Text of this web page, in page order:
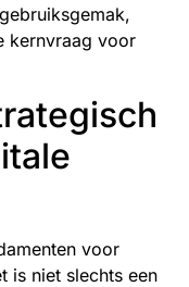
kernvraag voor
voor
is niet slechts een